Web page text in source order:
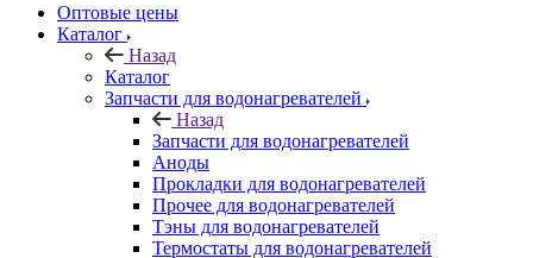
Оптовые цены
Каталог
Назад
Каталог
Запчасти для водонагревателей
Назад
Запчасти для водонагревателей
Аноды
Прокладки для водонагревателей
Прочее для водонагревателей
Тэны для водонагревателей
Термостаты для водонагревателей